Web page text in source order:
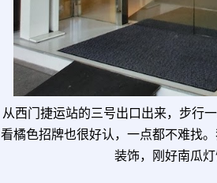
从西门捷运站的三号出口出来，步行
看橘色招牌也很好认，一点都不难找
装饰，刚好南瓜